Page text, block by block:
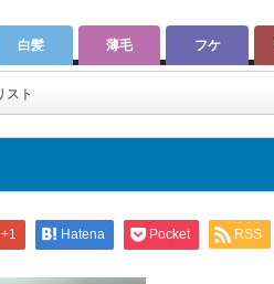
白髪 薄毛 フケ
スト
+1 Hatena Pocket RSS